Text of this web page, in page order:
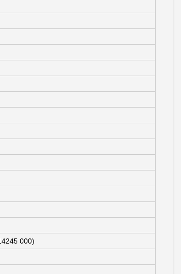
000)